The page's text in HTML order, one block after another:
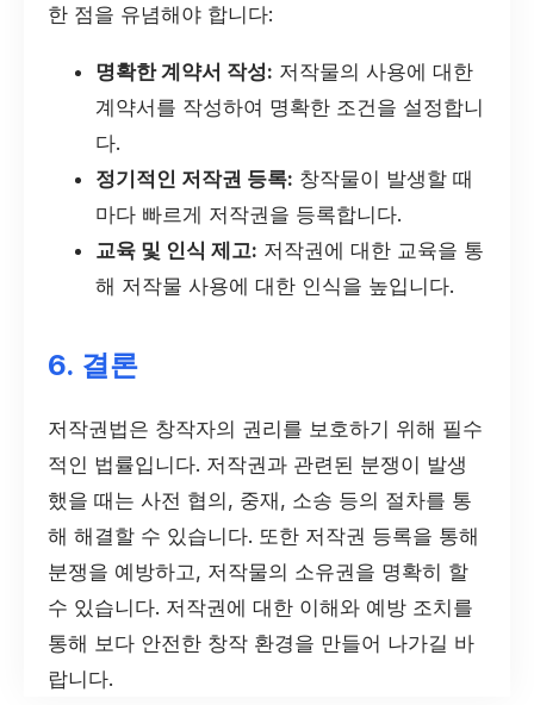
한 점을 유념해야 합니다:
명확한 계약서 작성: 저작물의 사용에 대한
계약서를 작성하여 명확한 조건을 설정합니
다.
정기적인 저작권 등록: 창작물이 발생할 때
마다 빠르게 저작권을 등록합니다.
교육 및 인식 제고: 저작권에 대한 교육을 통
해 저작물 사용에 대한 인식을 높입니다.
6. 결론
저작권법은 창작자의 권리를 보호하기 위해 필수
적인 법률입니다. 저작권과 관련된 분쟁이 발생
했을 때는 사전 협의, 중재, 소송 등의 절차를 통
해 해결할 수 있습니다. 또한 저작권 등록을 통해
분쟁을 예방하고, 저작물의 소유권을 명확히 할
수 있습니다. 저작권에 대한 이해와 예방 조치를
통해 보다 안전한 창작 환경을 만들어 나가길 바
랍니다.